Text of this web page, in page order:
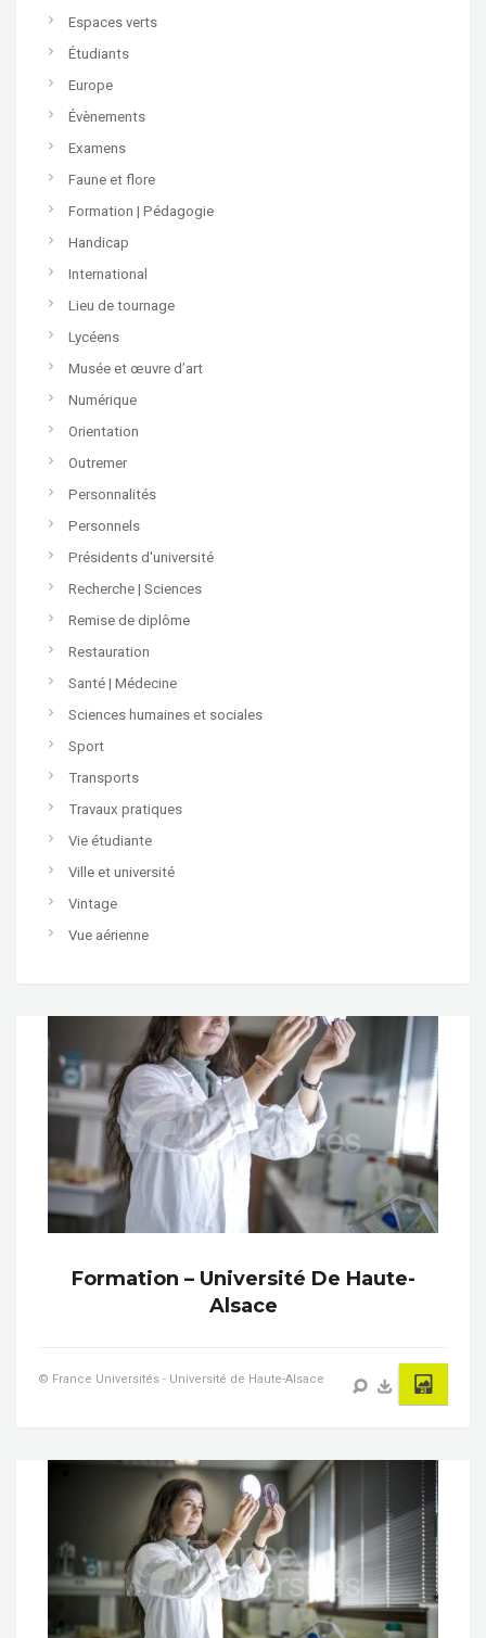
Espaces verts
Étudiants
Europe
Évènements
Examens
Faune et flore
Formation | Pédagogie
Handicap
International
Lieu de tournage
Lycéens
Musée et œuvre d’art
Numérique
Orientation
Outremer
Personnalités
Personnels
Présidents d'université
Recherche | Sciences
Remise de diplôme
Restauration
Santé | Médecine
Sciences humaines et sociales
Sport
Transports
Travaux pratiques
Vie étudiante
Ville et université
Vintage
Vue aérienne
Formation – Université De Haute-
Alsace
© France Universités - Université de Haute-Alsace